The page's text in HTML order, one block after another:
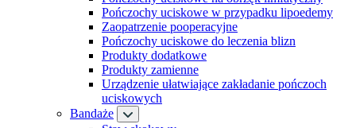
Pończochy uciskowe w przypadku lipoedemy
Zaopatrzenie pooperacyjne
Pończochy uciskowe do leczenia blizn
Produkty dodatkowe
Produkty zamienne
Urządzenie ułatwiające zakładanie pończoch
uciskowych
Bandaże